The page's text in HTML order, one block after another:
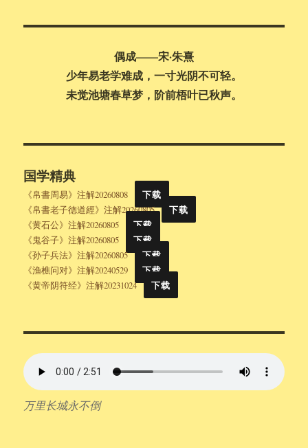
偶成——宋·朱熹
少年易老学难成，一寸光阴不可轻。
未觉池塘春草梦，阶前梧叶已秋声。
国学精典
《帛書周易》注解20260808
下载
《帛書老子德道經》注解20260805
下载
《黄石公》注解20260805
下载
《鬼谷子》注解20260805
下载
《孙子兵法》注解20260805
下载
《渔樵问对》注解20240529
下载
《黄帝阴符经》注解20231024
下载
万里长城永不倒